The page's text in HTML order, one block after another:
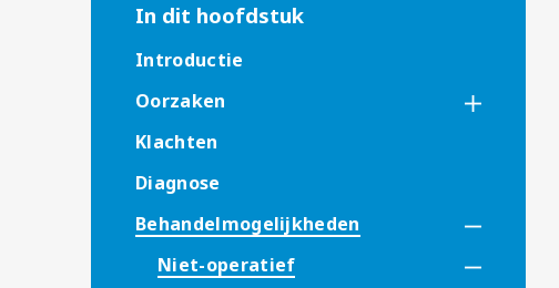
In dit hoofdstuk
Introductie
Oorzaken
Klachten
Diagnose
Behandelmogelijkheden
Niet-operatief